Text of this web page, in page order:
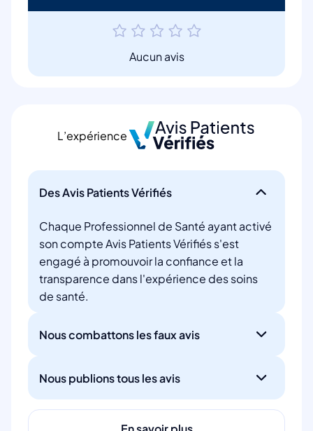
Aucun avis
L’expérience
Des Avis Patients Vérifiés
Chaque Professionnel de Santé ayant activé
son compte Avis Patients Vérifiés s'est
engagé à promouvoir la confiance et la
transparence dans l'expérience des soins
de santé.
Nous combattons les faux avis
Nous publions tous les avis